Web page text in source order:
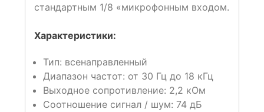
стандартным 1/8 «микрофонным входом.
Характеристики:
Тип: всенаправленный
Диапазон частот: от 30 Гц до 18 кГц
Выходное сопротивление: 2,2 кОм
Соотношение сигнал / шум: 74 дБ